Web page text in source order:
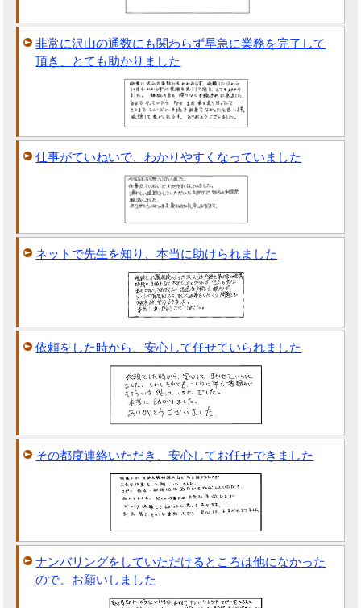
非常に沢山の通数にも関わらず早急に業務を完了して
頂き、とても助かりました
仕事がていねいで、わかりやすくなっていました
ネットで先生を知り、本当に助けられました
依頼をした時から、安心して任せていられました
その都度連絡いただき、安心してお任せできました
ナンバリングをしていただけるところは他になかった
ので、お願いしました